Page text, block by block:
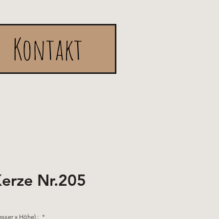
Kontakt
Nr.205
x Höhe) : *